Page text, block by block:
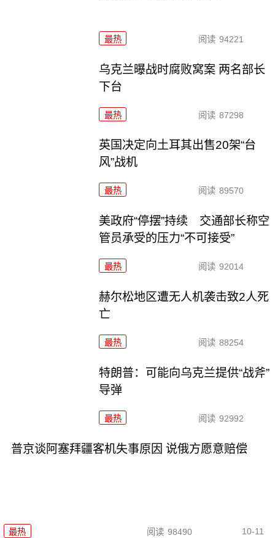
最热 阅读 94221
乌克兰曝战时腐败窝案 两名部长
下台
最热 阅读 87298
英国决定向土耳其出售20架“台
风”战机
最热 阅读 89570
美政府“停摆”持续 交通部长称空
管员承受的压力“不可接受”
最热 阅读 92014
赫尔松地区遭无人机袭击致2人死
亡
最热 阅读 88254
特朗普：可能向乌克兰提供“战斧”
导弹
最热 阅读 92992
普京谈阿塞拜疆客机失事原因 说俄方愿意赔偿
最热 阅读 98490 10-11